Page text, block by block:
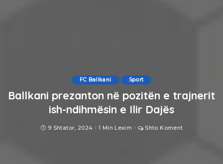
FC Ballkani Sport
Ballkani prezanton në pozitën e trajnerit
ish-ndihmësin e Ilir Dajës
9 Shtator, 2024 1 Min Lexim Shto Koment